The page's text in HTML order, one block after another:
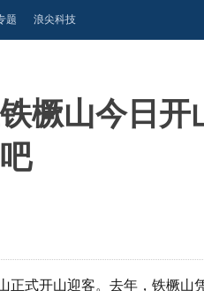
题 浪尖科技
橛山今日
正式开山迎客。去年，铁橛